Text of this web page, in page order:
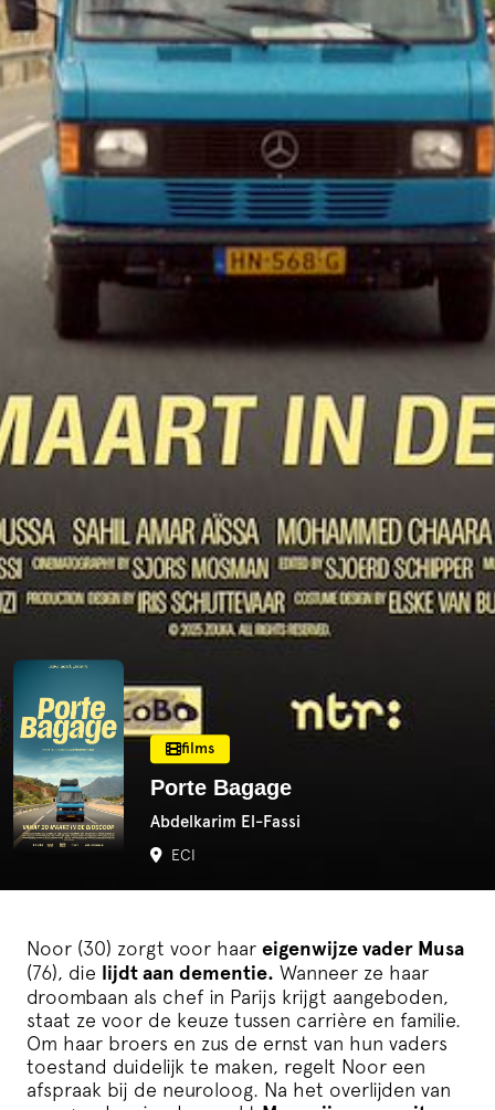
TRAILER
films
Porte Bagage
Abdelkarim El-Fassi
ECI
Noor (30) zorgt voor haar eigenwijze vader Musa
(76), die lijdt aan dementie. Wanneer ze haar
droombaan als chef in Parijs krijgt aangeboden,
staat ze voor de keuze tussen carrière en familie.
Om haar broers en zus de ernst van hun vaders
toestand duidelijk te maken, regelt Noor een
afspraak bij de neuroloog. Na het overlijden van